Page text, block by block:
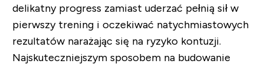
delikatny progress zamiast uderzać pełnią sił w
pierwszy trening i oczekiwać natychmiastowych
rezultatów narażając się na ryzyko kontuzji.
Najskuteczniejszym sposobem na budowanie